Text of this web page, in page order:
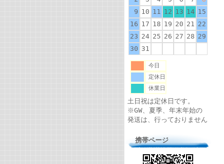
9 10 11 12 13 14 15
16 17 18 19 20 21 22
23 24 25 26 27 28 29
30 31
今日
定休日
休業日
土日祝は定休日です。
※GW、夏季、年末年始の
発送は、行っておりません
携帯ページ